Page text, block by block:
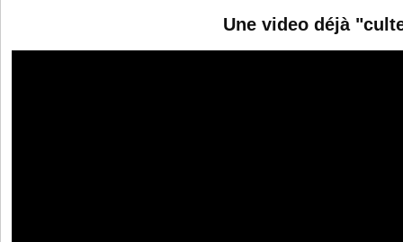
Une video déjà